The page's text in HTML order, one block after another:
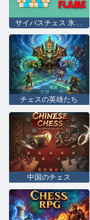
サイバスチェス 氷と炎
チェスの英雄たち
中国のチェス